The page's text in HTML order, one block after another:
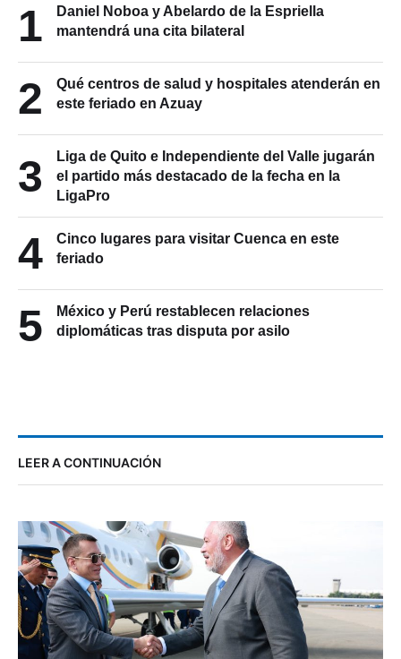
1
Daniel Noboa y Abelardo de la Espriella
mantendrá una cita bilateral
2
Qué centros de salud y hospitales atenderán en
este feriado en Azuay
3
Liga de Quito e Independiente del Valle jugarán
el partido más destacado de la fecha en la
LigaPro
4
Cinco lugares para visitar Cuenca en este
feriado
5
México y Perú restablecen relaciones
diplomáticas tras disputa por asilo
LEER A CONTINUACIÓN